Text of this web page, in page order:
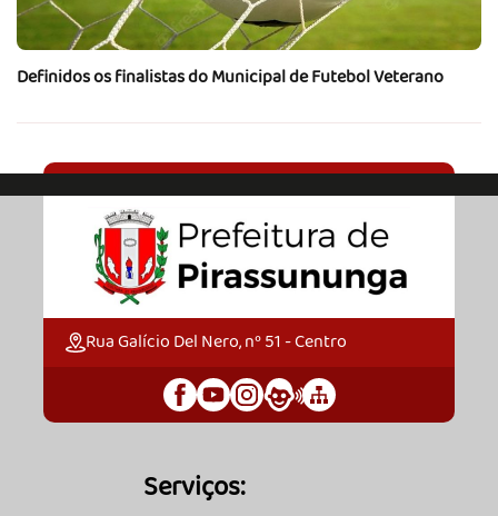
Definidos os finalistas do Municipal de Futebol Veterano
Rua Galício Del Nero, nº 51 - Centro
Serviços: